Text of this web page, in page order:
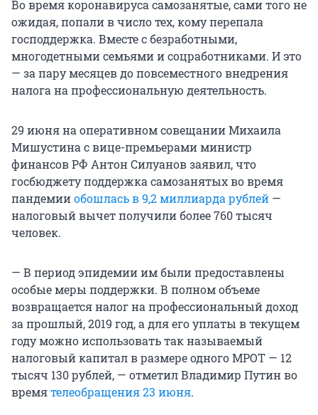
Во время коронавируса самозанятые, сами того не
ожидая, попали в число тех, кому перепала
господдержка. Вместе с безработными,
многодетными семьями и соцработниками. И это
— за пару месяцев до повсеместного внедрения
налога на профессиональную деятельность.
29 июня на оперативном совещании Михаила
Мишустина с вице-премьерами министр
финансов РФ Антон Силуанов заявил, что
госбюджету поддержка самозанятых во время
пандемииобошлась в 9,2 миллиарда рублей —
налоговый вычет получили более 760 тысяч
человек.
— В период эпидемии им были предоставлены
особые меры поддержки. В полном объеме
возвращается налог на профессиональный доход
за прошлый, 2019 год, а для его уплаты в текущем
году можно использовать так называемый
налоговый капитал в размере одного МРОТ — 12
тысяч 130 рублей, — отметил Владимир Путин во
времятелеобращения 23 июня.